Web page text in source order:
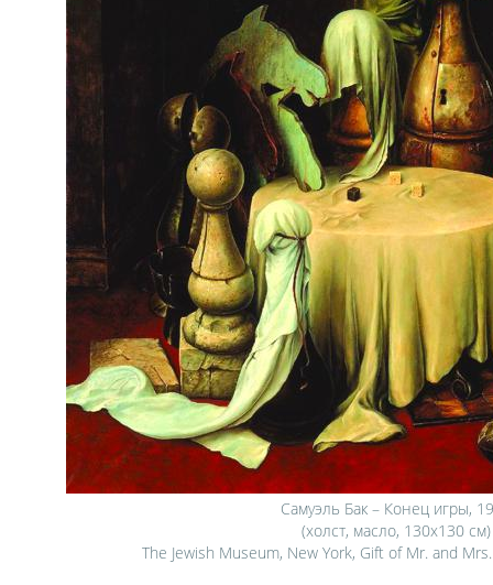
Самуэль Бак – Конец игры,
(холст, масло, 130х130 см)
The Jewish Museum, New York, Gift of Mr. and